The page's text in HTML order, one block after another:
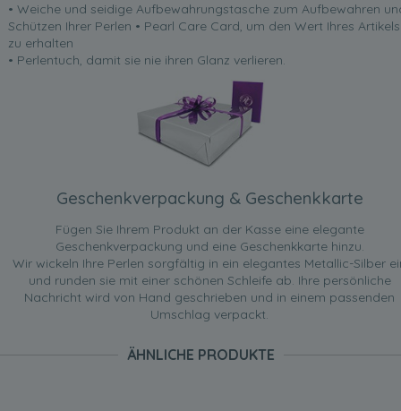
• Weiche und seidige Aufbewahrungstasche zum Aufbewahren
Schützen Ihrer Perlen • Pearl Care Card, um den Wert Ihres Artikels
zu erhalten
• Perlentuch, damit sie nie ihren Glanz verlieren.
Geschenkverpackung & Geschenkkarte
Fügen Sie Ihrem Produkt an der Kasse eine elegante
Geschenkverpackung und eine Geschenkkarte hinzu.
Wir wickeln Ihre Perlen sorgfältig in ein elegantes Metallic-Silber
und runden sie mit einer schönen Schleife ab. Ihre persönliche
Nachricht wird von Hand geschrieben und in einem passenden
Umschlag verpackt.
ÄHNLICHE PRODUKTE